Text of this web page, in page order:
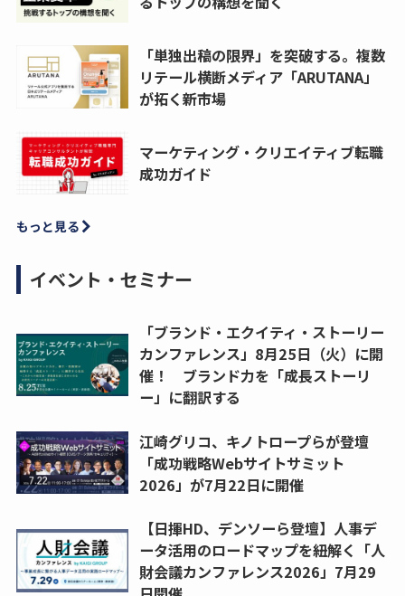
「単独出稿の限界」を突破する。複数
リテール横断メディア「ARUTANA」
が拓く新市場
マーケティング・クリエイティブ転職
成功ガイド
もっと見る
イベント・セミナー
「ブランド・エクイティ・ストーリー
カンファレンス」8月25日（火）に開
催！ ブランド力を「成長ストーリ
ー」に翻訳する
江崎グリコ、キノトロープらが登壇
「成功戦略Webサイトサミット
2026」が7月22日に開催
【日揮HD、デンソーら登壇】人事デ
ータ活用のロードマップを紐解く「人
財会議カンファレンス2026」7月29